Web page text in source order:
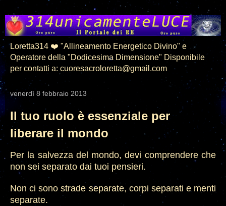
Loretta314 ❤️ "Allineamento Energetico Divino" e
Operatore della "Dodicesima Dimensione" Disponibile
per contatti a: cuoresacroloretta@gmail.com
venerdì 8 febbraio 2013
Il tuo ruolo è essenziale per
liberare il mondo
Per la salvezza del mondo, devi comprendere che
non sei separato dai tuoi pensieri.
Non ci sono strade separate, corpi separati e menti
separate.